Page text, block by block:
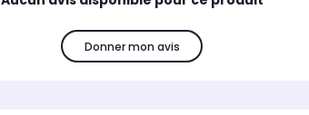
Donner mon avis